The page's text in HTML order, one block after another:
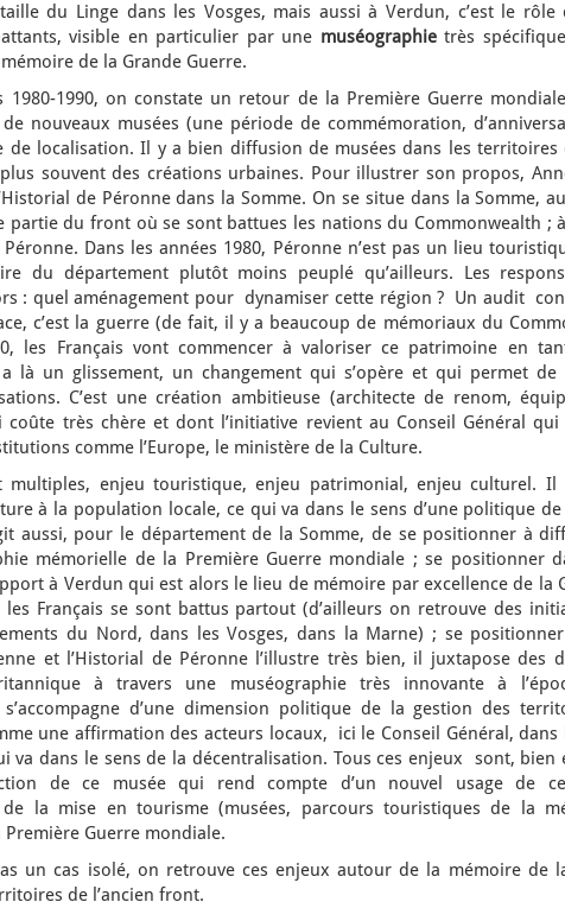
du Linge dans les Vosges, mais aussi à Verdun, c’est le rôle
visible en particulier par une muséographietrès
de la Grande Guerre.
1980-1990, on constate un retour de la Première Guerre
nouveaux musées (une période de commémoration,
de localisation. Il y a bien diffusion de musées dans les territoires
souvent des créations urbaines. Pour illustrer son propos,
de Péronne dans la Somme. On se situe dans la Somme,
partie du front où se sont battues les nations du Commonwealth ;
Dans les années 1980, Péronne n’est pas un lieu
du département plutôt moins peuplé qu’ailleurs. Les
: quel aménagement pour dynamiser cette région ? Un audit
c’est la guerre (de fait, il y a beaucoup de mémoriaux du
les Français vont commencer à valoriser ce patrimoine en
là un glissement, un changement qui s’opère et qui permet de
C’est une création ambitieuse (architecte de renom,
coûte très chère et dont l’initiative revient au Conseil Général
comme l’Europe, le ministère de la Culture.
multiples, enjeu touristique, enjeu patrimonial, enjeu culturel. Il
à la population locale, ce qui va dans le sens d’une politique
aussi, pour le département de la Somme, de se positionner à
mémorielle de la Première Guerre mondiale ; se positionner
à Verdun qui est alors le lieu de mémoire par excellence de la
Français se sont battus partout (d’ailleurs on retrouve des
du Nord, dans les Vosges, dans la Marne) ; se
et l’Historial de Péronne l’illustre très bien, il juxtapose des
à travers une muséographie très innovante à
s’accompagne d’une dimension politique de la gestion des
une affirmation des acteurs locaux, ici le Conseil Général,
va dans le sens de la décentralisation. Tous ces enjeux sont, bien
de ce musée qui rend compte d’un nouvel usage de
de la mise en tourisme (musées, parcours touristiques de la
Guerre mondiale.
un cas isolé, on retrouve ces enjeux autour de la mémoire de
de l’ancien front.